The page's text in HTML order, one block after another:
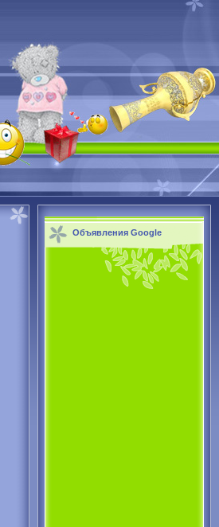
Объявления Google